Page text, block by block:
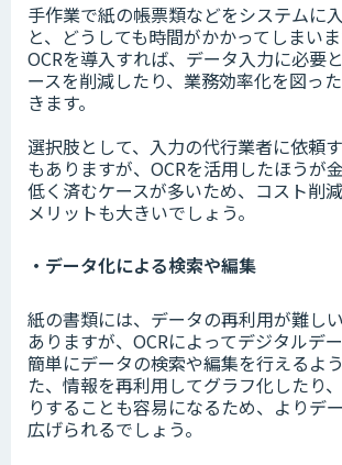
手作業で紙の帳票類などをシステムに
と、どうしても時間がかかってしまいま
OCRを導入すれば、データ入力に必要
ースを削減したり、業務効率化を図っ
きます。
選択肢として、入力の代行業者に依頼
もありますが、OCRを活用したほうが
低く済むケースが多いため、コスト削
メリットも大きいでしょう。
・データ化による検索や編集
紙の書類には、データの再利用が難し
ありますが、OCRによってデジタルデ
簡単にデータの検索や編集を行えるよ
た、情報を再利用してグラフ化したり
りすることも容易になるため、よりデ
広げられるでしょう。